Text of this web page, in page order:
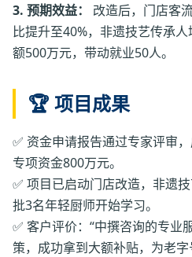
3. 预期效益：
改造后，门店客
比提升至40%，非遗技艺传承
额500万元，带动就业50人。
🏆 项目成果
✅ 资金申请报告通过专家评审
专项资金800万元。
✅ 项目已启动门店改造，非遗
批3名年轻厨师开始学习。
✅ 客户评价：“中撰咨询的专业
策，成功拿到大额补贴，为老